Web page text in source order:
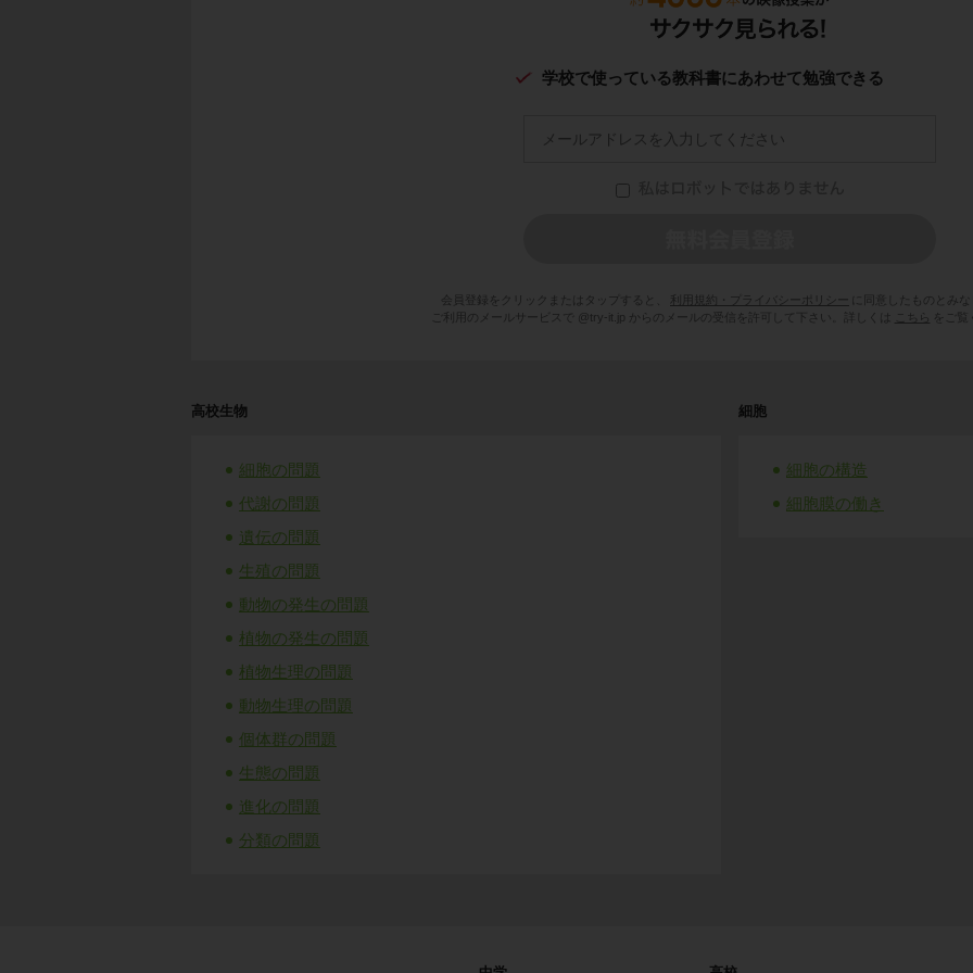
学校で使っている教科書にあわせて勉強できる
会員登録をクリックまたはタップすると、 利用規約・プライバシーポリシー
に同意したものとみな
ご利用のメールサービスで @try-it.jp からのメールの受信を許可して下さい。詳しくは
こちら をご覧
高校生物
細胞の問題
代謝の問題
遺伝の問題
生殖の問題
動物の発生の問題
植物の発生の問題
植物生理の問題
動物生理の問題
個体群の問題
生態の問題
進化の問題
分類の問題
細胞
細胞の構造
細胞膜の働き